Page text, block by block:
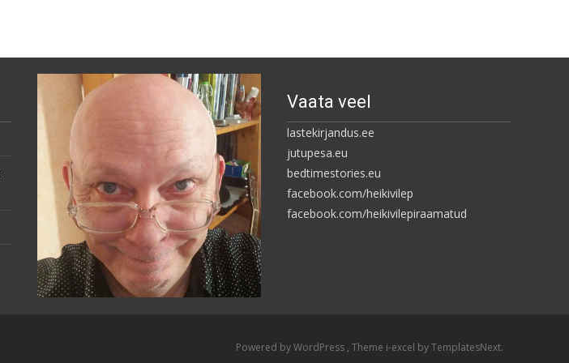
Vaata veel
lastekirjandus.ee
jutupesa.eu
bedtimestories.eu
facebook.com/heikivilep
facebook.com/heikivilepiraamatud
Powered by WordPress , Theme i-excel by TemplatesNext.